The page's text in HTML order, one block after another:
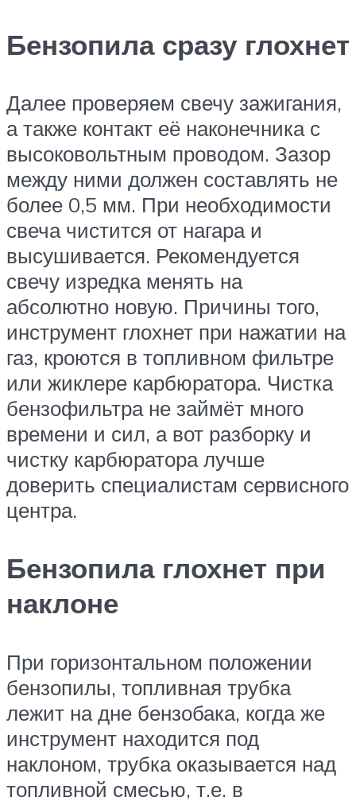
Бензопила сразу глохнет
Далее проверяем свечу зажигания,
а также контакт её наконечника с
высоковольтным проводом. Зазор
между ними должен составлять не
более 0,5 мм. При необходимости
свеча чистится от нагара и
высушивается. Рекомендуется
свечу изредка менять на
абсолютно новую. Причины того,
инструмент глохнет при нажатии на
газ, кроются в топливном фильтре
или жиклере карбюратора. Чистка
бензофильтра не займёт много
времени и сил, а вот разборку и
чистку карбюратора лучше
доверить специалистам сервисного
центра.
Бензопила глохнет при
наклоне
При горизонтальном положении
бензопилы, топливная трубка
лежит на дне бензобака, когда же
инструмент находится под
наклоном, трубка оказывается над
топливной смесью, т.е. в